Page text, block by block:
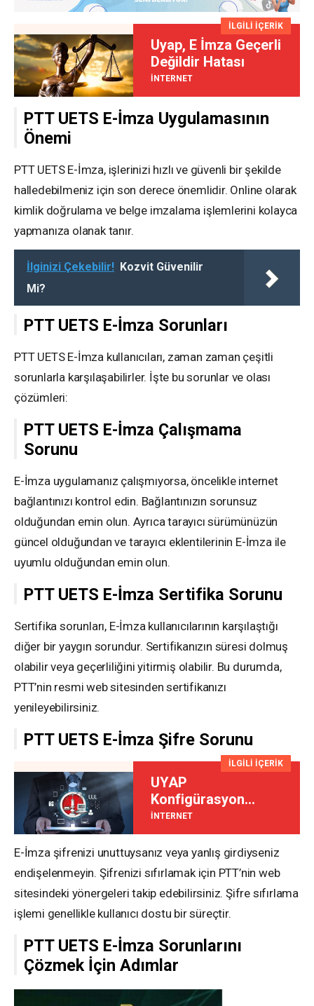
İLGİLİ İÇERİK
Uyap, E İmza Geçerli
Değildir Hatası
İNTERNET
PTT UETS E-İmza Uygulamasının
Önemi
PTT UETS E-İmza, işlerinizi hızlı ve güvenli bir şekilde
halledebilmeniz için son derece önemlidir. Online olarak
kimlik doğrulama ve belge imzalama işlemlerini kolayca
yapmanıza olanak tanır.
İlginizi Çekebilir! Kozvit Güvenilir
Mi?
PTT UETS E-İmza Sorunları
PTT UETS E-İmza kullanıcıları, zaman zaman çeşitli
sorunlarla karşılaşabilirler. İşte bu sorunlar ve olası
çözümleri:
PTT UETS E-İmza Çalışmama
Sorunu
E-İmza uygulamanız çalışmıyorsa, öncelikle internet
bağlantınızı kontrol edin. Bağlantınızın sorunsuz
olduğundan emin olun. Ayrıca tarayıcı sürümünüzün
güncel olduğundan ve tarayıcı eklentilerinin E-İmza ile
uyumlu olduğundan emin olun.
PTT UETS E-İmza Sertifika Sorunu
Sertifika sorunları, E-İmza kullanıcılarının karşılaştığı
diğer bir yaygın sorundur. Sertifikanızın süresi dolmuş
olabilir veya geçerliliğini yitirmiş olabilir. Bu durumda,
PTT’nin resmi web sitesinden sertifikanızı
yenileyebilirsiniz.
PTT UETS E-İmza Şifre Sorunu
İLGİLİ İÇERİK
UYAP
Konfigürasyon
Hatası
İNTERNET
E-İmza şifrenizi unuttuysanız veya yanlış girdiyseniz
endişelenmeyin. Şifrenizi sıfırlamak için PTT’nin web
sitesindeki yönergeleri takip edebilirsiniz. Şifre sıfırlama
işlemi genellikle kullanıcı dostu bir süreçtir.
PTT UETS E-İmza Sorunlarını
Çözmek İçin Adımlar